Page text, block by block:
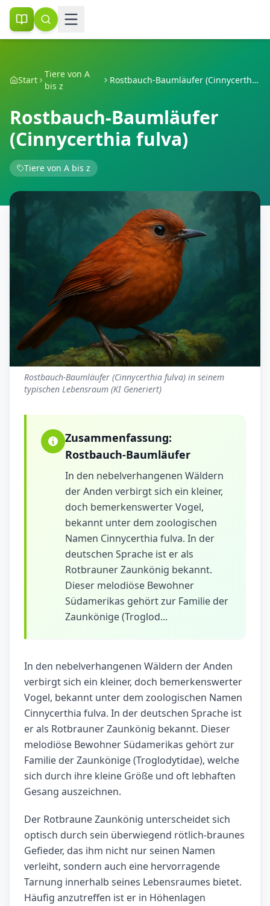
Start
Tiere von A
bis z
Rostbauch-Baumläufer (Cinnycerthia fulva)
Rostbauch-Baumläufer
(Cinnycerthia fulva)
Tiere von A bis z
Rostbauch-Baumläufer (Cinnycerthia fulva) in seinem
typischen Lebensraum (KI Generiert)
Zusammenfassung:
Rostbauch-Baumläufer
In den nebelverhangenen Wäldern
der Anden verbirgt sich ein kleiner,
doch bemerkenswerter Vogel,
bekannt unter dem zoologischen
Namen Cinnycerthia fulva. In der
deutschen Sprache ist er als
Rotbrauner Zaunkönig bekannt.
Dieser melodiöse Bewohner
Südamerikas gehört zur Familie der
Zaunkönige (Troglod...
In den nebelverhangenen Wäldern der Anden
verbirgt sich ein kleiner, doch bemerkenswerter
Vogel, bekannt unter dem zoologischen Namen
Cinnycerthia fulva. In der deutschen Sprache ist
er als Rotbrauner Zaunkönig bekannt. Dieser
melodiöse Bewohner Südamerikas gehört zur
Familie der Zaunkönige (Troglodytidae), welche
sich durch ihre kleine Größe und oft lebhaften
Gesang auszeichnen.
Der Rotbraune Zaunkönig unterscheidet sich
optisch durch sein überwiegend rötlich-braunes
Gefieder, das ihm nicht nur seinen Namen
verleiht, sondern auch eine hervorragende
Tarnung innerhalb seines Lebensraumes bietet.
Häufig anzutreffen ist er in Höhenlagen